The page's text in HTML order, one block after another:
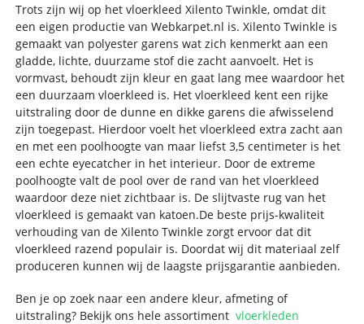
Trots zijn wij op het vloerkleed Xilento Twinkle, omdat dit
een eigen productie van Webkarpet.nl is. Xilento Twinkle is
gemaakt van polyester garens wat zich kenmerkt aan een
gladde, lichte, duurzame stof die zacht aanvoelt. Het is
vormvast, behoudt zijn kleur en gaat lang mee waardoor het
een duurzaam vloerkleed is. Het vloerkleed kent een rijke
uitstraling door de dunne en dikke garens die afwisselend
zijn toegepast. Hierdoor voelt het vloerkleed extra zacht aan
en met een poolhoogte van maar liefst 3,5 centimeter is het
een echte eyecatcher in het interieur. Door de extreme
poolhoogte valt de pool over de rand van het vloerkleed
waardoor deze niet zichtbaar is. De slijtvaste rug van het
vloerkleed is gemaakt van katoen.De beste prijs-kwaliteit
verhouding van de Xilento Twinkle zorgt ervoor dat dit
vloerkleed razend populair is. Doordat wij dit materiaal zelf
produceren kunnen wij de laagste prijsgarantie aanbieden.
Ben je op zoek naar een andere kleur, afmeting of
uitstraling? Bekijk ons hele assortimentvloerkleden